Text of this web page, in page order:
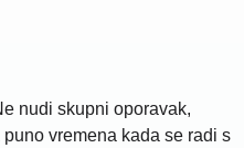
nudi skupni oporavak,
vremena kada se radi s